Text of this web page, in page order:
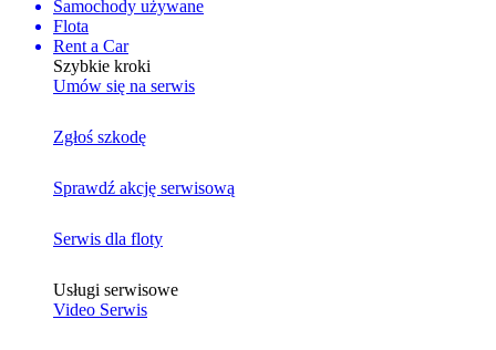
Samochody używane
Flota
Rent a Car
Szybkie kroki
Umów się na serwis
Zgłoś szkodę
Sprawdź akcję serwisową
Serwis dla floty
Usługi serwisowe
Video Serwis